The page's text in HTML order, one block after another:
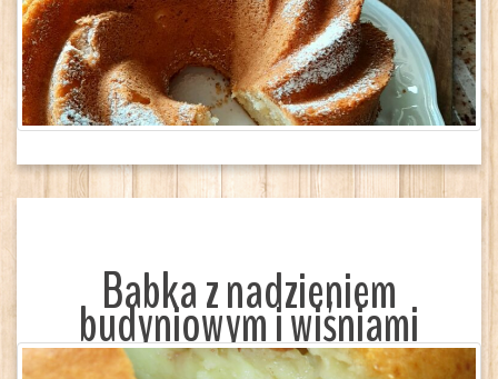
Babka z nadzieniem
budyniowym i wiśniami